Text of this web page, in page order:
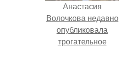
Анастасия
Волочкова недавно
опубликовала
трогательное